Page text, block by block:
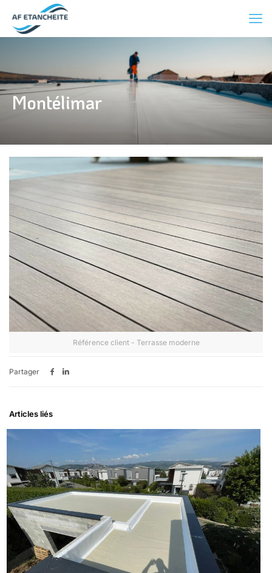
Montélimar
Référence client - Terrasse moderne
Partager
Articles liés